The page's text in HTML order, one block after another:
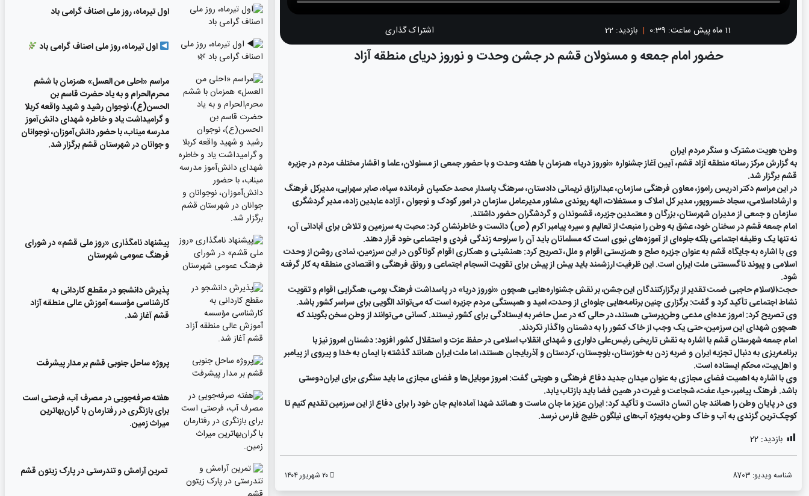
11 ماه پیش ساعت: 0:39
| بازدید: 22 اشتراک گذاری
حضور امام جمعه و مسئولان قشم در جشن وحدت و نوروز دریای منطقه آزاد
وطن؛ هویت مشترک و سنگر مردم ایران
به گزارش مرکز رسانه منطقه آزاد قشم، آیین آغاز جشنواره «نوروز دریا» همزمان با هفته وحدت و با حضور جمعی از مسئولان، علما و اقشار مختلف مردم در جزیره
قشم برگزار شد.
در این مراسم دکتر ادریس راموز، معاون فرهنگی سازمان، عبدالرزاق نریمانی دادستان، سرهنگ پاسدار محمد حکمیان فرمانده سپاه، صابر سهرابی، مدیرکل فرهنگ
و ارشاداسلامی، سجاد خسروپور، مدیر کل املاک و مستغلات، الهه ریوندی مشاور مدیرعامل سازمان در امور کودک و نوجوان ، آزاده عابدین زاده، مدیر گردشگری
سازمان و جمعی از مدیران شهرستان، بزرگان و معتمدین جزیره، قشموندان و گردشگران حضور داشتند.
امام جمعه قشم در سخنان خود، عشق به وطن را منبعث از تعالیم و سیره پیامبر اکرم (ص) دانست و خاطرنشان کرد: محبت به سرزمین و تلاش برای آبادانی آن،
نه تنها یک وظیفه اجتماعی بلکه جلوه‌ای از آموزه‌های نبوی است که مسلمانان باید آن را سرلوحه زندگی فردی و اجتماعی خود قرار دهند.
وی با اشاره به جایگاه قشم به عنوان جزیره صلح و همزیستی اقوام و ملل، تصریح کرد: همنشینی و همکاری اقوام گوناگون در این سرزمین، نمادی روشن از وحدت
اسلامی و پیوند ناگسستنی ملت ایران است. این ظرفیت ارزشمند باید بیش از پیش برای تقویت انسجام اجتماعی و رونق فرهنگی و اقتصادی منطقه به کار گرفته
شود.
حجت‌الاسلام حاجبی ضمت تقدیر از برگزارکنندگان این جشن، بر نقش جشنواره‌هایی همچون «نوروز دریا» در پاسداشت فرهنگ بومی، همگرایی اقوام و تقویت
نشاط اجتماعی تأکید کرد و گفت: برگزاری چنین برنامه‌هایی جلوه‌ای از وحدت، امید و همبستگی مردم جزیره است که می‌تواند الگویی برای سراسر کشور باشد.
وی تصریح کرد: امروز عده‌ای مدعی وطن‌پرستی هستند، در حالی که در عمل حاضر به ایستادگی برای کشور نیستند. کسانی می‌توانند از وطن سخن بگویند که
همچون شهدای این سرزمین، حتی یک وجب از خاک کشور را به دشمنان واگذار نکردند.
امام جمعه شهرستان قشم با اشاره به نقش تاریخی رئیس‌علی دلواری و شهدای انقلاب اسلامی در حفظ عزت و استقلال کشور افزود: دشمنان امروز نیز با
برنامه‌ریزی به دنبال تجزیه ایران و ضربه زدن به خوزستان، بلوچستان، کردستان و آذربایجان هستند، اما ملت ایران همانند گذشته با ایمان به خدا و پیروی از پیامبر
و اهل‌بیت، محکم ایستاده است.
وی با اشاره به اهمیت فضای مجازی به عنوان میدان جدید دفاع فرهنگی و هویتی گفت: امروز موبایل‌ها و فضای مجازی ما باید سنگری برای ایران‌دوستی
باشد. فرهنگ پیامبر، حیا، عفت، شجاعت و غیرت در همین فضا باید بازتاب یابد.
وی در پایان وطن را همانند جان انسان دانست و تأکید کرد: ایران عزیز ما جان ماست و همانند شهدا آماده‌ایم جان خود را برای دفاع از این سرزمین تقدیم کنیم تا
کوچک‌ترین گزندی به آب و خاک وطن، به‌ویژه آب‌های نیلگون خلیج فارس نرسد.
بازدید: 22
شناسه ویدیو:
اول تیرماه، روز ملی اصناف گرامی باد
اول تیرماه، روز ملی اصناف گرامی باد
مراسم «احلی من العسل» همزمان با ششم
محرم‌الحرام و به یاد حضرت قاسم بن
الحسن(ع)، نوجوان رشید و شهید واقعه کربلا
و گرامیداشت یاد و خاطره شهدای دانش‌آموز
مدرسه میناب، با حضور دانش‌آموزان، نوجوانان
و جوانان در شهرستان قشم برگزار شد.
پیشنهاد نامگذاری «روز ملی قشم» در شورای
فرهنگ عمومی شهرستان
پذیرش دانشجو در مقطع کاردانی به
کارشناسی مؤسسه آموزش عالی منطقه آزاد
قشم آغاز شد.
پروژه ساحل جنوبی قشم بر مدار پیشرفت
‌هفته صرفه‌جویی در مصرف آب، فرصتی است
برای بازنگری در رفتارمان با گران‌بهاترین
میراث زمین.
تمرین آرامش و تندرستی در پارک زیتون قشم